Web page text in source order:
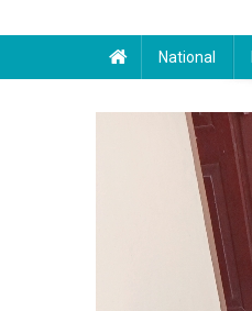
National